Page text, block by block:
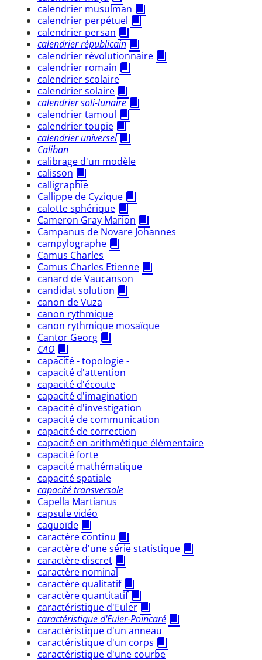
calendrier musulman
calendrier perpétuel
calendrier persan
calendrier républicain
calendrier révolutionnaire
calendrier romain
calendrier scolaire
calendrier solaire
calendrier soli-lunaire
calendrier tamoul
calendrier toupie
calendrier universel
Caliban
calibrage d'un modèle
calisson
calligraphie
Callippe de Cyzique
calotte sphérique
Cameron Gray Marion
Campanus de Novare Johannes
campylographe
Camus Charles
Camus Charles Etienne
canard de Vaucanson
candidat solution
canon de Vuza
canon rythmique
canon rythmique mosaïque
Cantor Georg
CAO
capacité - topologie -
capacité d'attention
capacité d'écoute
capacité d'imagination
capacité d'investigation
capacité de communication
capacité de correction
capacité en arithmétique élémentaire
capacité forte
capacité mathématique
capacité spatiale
capacité transversale
Capella Martianus
capsule vidéo
caquoïde
caractère continu
caractère d'une série statistique
caractère discret
caractère nominal
caractère qualitatif
caractère quantitatif
caractéristique d'Euler
caractéristique d'Euler-Poincaré
caractéristique d'un anneau
caractéristique d'un corps
caractéristique d'une courbe